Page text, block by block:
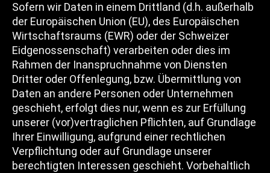
Sofern wir Daten in einem Drittland (d.h. außerhalb
der Europäischen Union (EU), des Europäischen
Wirtschaftsraums (EWR) oder der Schweizer
Eidgenossenschaft) verarbeiten oder dies im
Rahmen der Inanspruchnahme von Diensten
Dritter oder Offenlegung, bzw. Übermittlung von
Daten an andere Personen oder Unternehmen
geschieht, erfolgt dies nur, wenn es zur Erfüllung
unserer (vor)vertraglichen Pflichten, auf Grundlage
Ihrer Einwilligung, aufgrund einer rechtlichen
Verpflichtung oder auf Grundlage unserer
berechtigten Interessen geschieht. Vorbehaltlich